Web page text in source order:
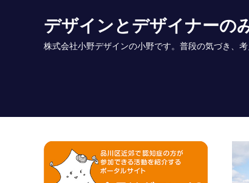
デザインとデザイナーの
株式会社小野デザインの小野です。普段の気づき、